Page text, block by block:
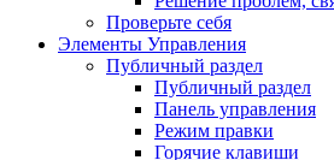
Проверьте себя
Элементы Управления
Публичный раздел
Публичный раздел
Панель управления
Режим правки
Горячие клавиши